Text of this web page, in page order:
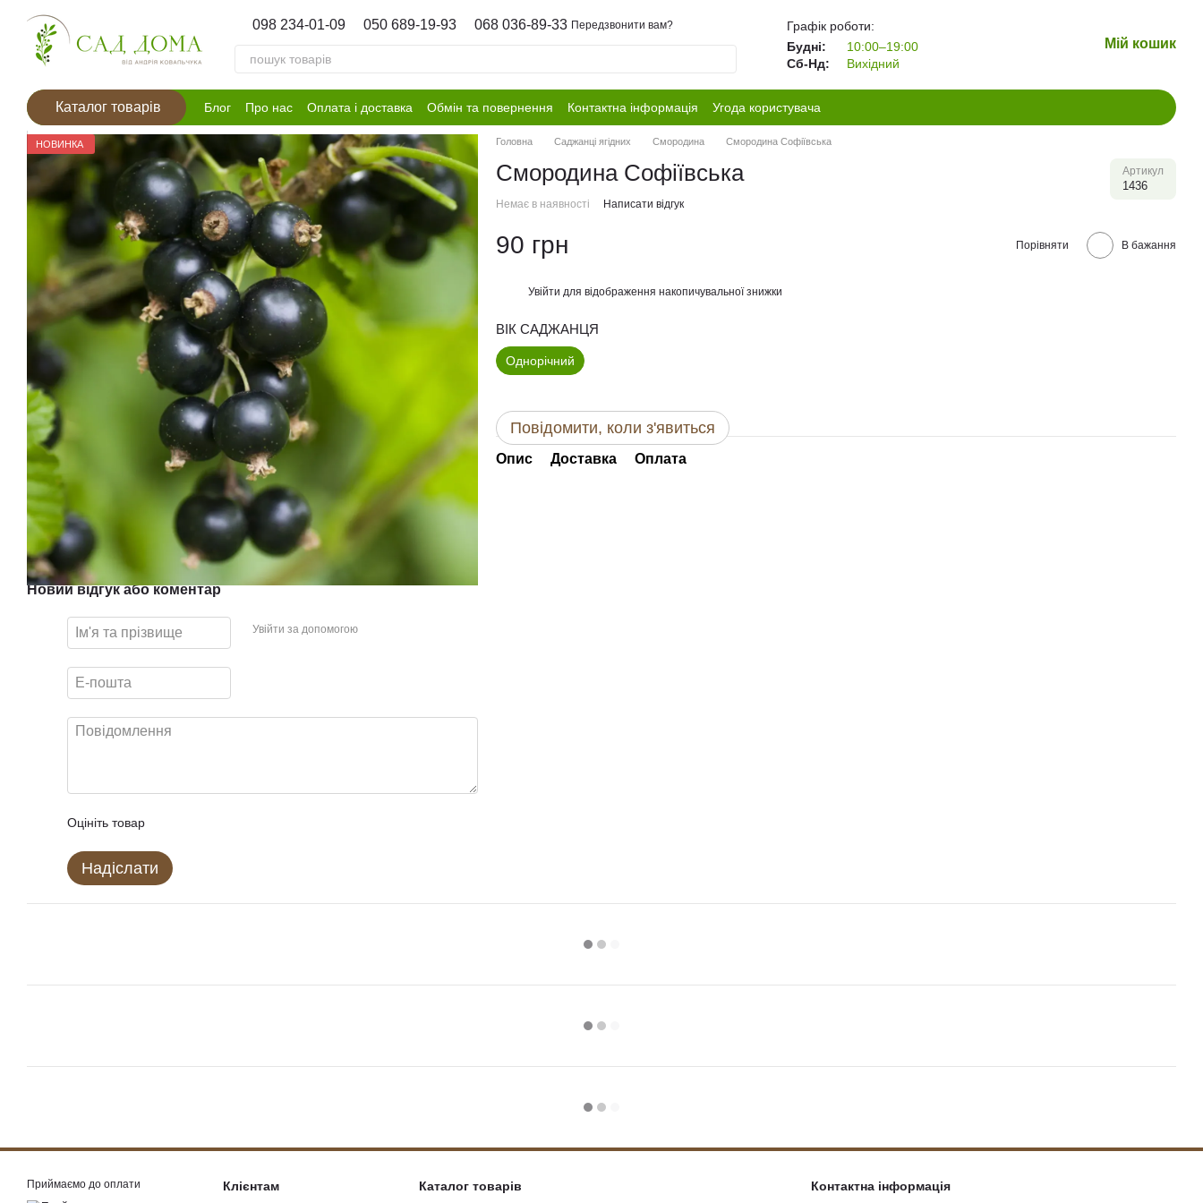
Перейти к основному контенту
098 234-01-09 050 689-19-93 068 036-89-33 Передзвонити вам?
Графік роботи:
Будні:
10:00–19:00
Сб-Нд:
Вихідний
Мій кошик
Каталог товарів Блог Про нас Оплата і доставка Обмін та повернення Контактна інформація Угода користувача
НОВИНКА
Новий відгук або коментар
Увійти за допомогою
Оцініть товар
Надіслати
Головна Саджанці ягідних Смородина Смородина Софіївська
Смородина Софіївська Артикул
1436
Немає в наявності Написати відгук
90 грн Порівняти В бажання
Увійти для відображення накопичувальної знижки
ВІК САДЖАНЦЯ
Однорічний
Повідомити, коли з'явиться
Опис Доставка Оплата
Приймаємо до оплати Клієнтам Каталог товарів Контактна інформація